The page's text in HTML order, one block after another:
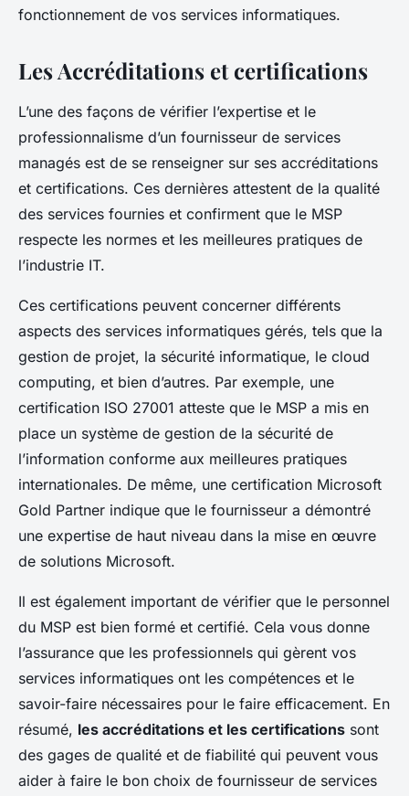
fonctionnement de vos services informatiques.
Les Accréditations et certifications
L’une des façons de vérifier l’expertise et le
professionnalisme d’un fournisseur de services
managés est de se renseigner sur ses accréditations
et certifications. Ces dernières attestent de la qualité
des services fournies et confirment que le MSP
respecte les normes et les meilleures pratiques de
l’industrie IT.
Ces certifications peuvent concerner différents
aspects des services informatiques gérés, tels que la
gestion de projet, la sécurité informatique, le cloud
computing, et bien d’autres. Par exemple, une
certification ISO 27001 atteste que le MSP a mis en
place un système de gestion de la sécurité de
l’information conforme aux meilleures pratiques
internationales. De même, une certification Microsoft
Gold Partner indique que le fournisseur a démontré
une expertise de haut niveau dans la mise en œuvre
de solutions Microsoft.
Il est également important de vérifier que le personnel
du MSP est bien formé et certifié. Cela vous donne
l’assurance que les professionnels qui gèrent vos
services informatiques ont les compétences et le
savoir-faire nécessaires pour le faire efficacement. En
résumé, les accréditations et les certifications sont
des gages de qualité et de fiabilité qui peuvent vous
aider à faire le bon choix de fournisseur de services